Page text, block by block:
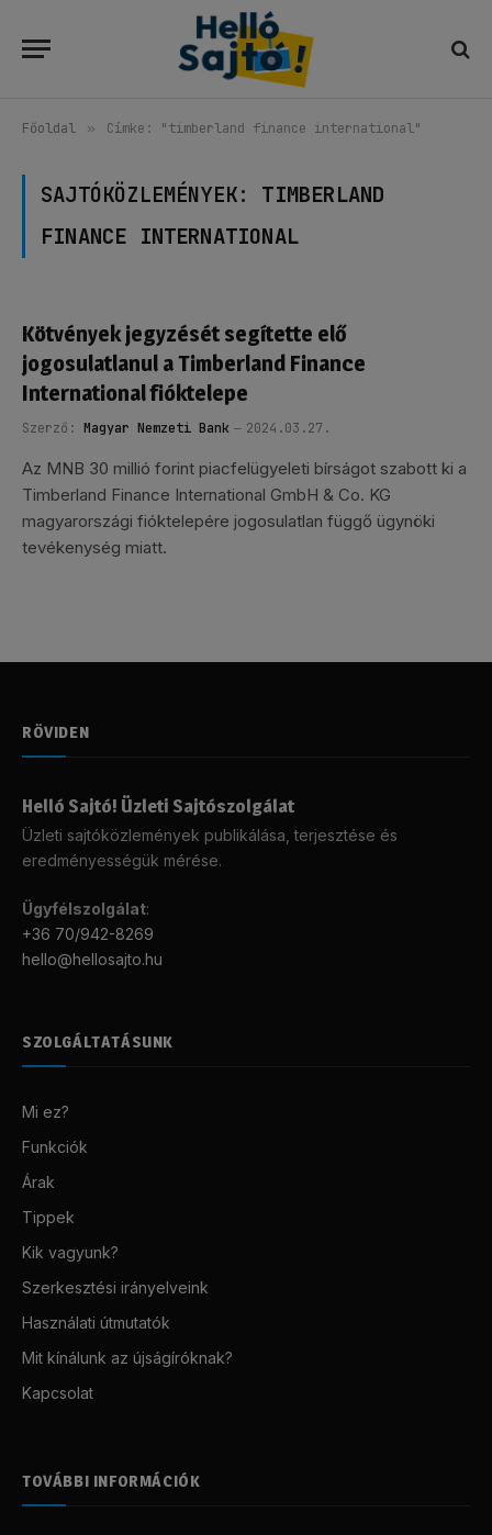
Főoldal » Címke: "timberland finance international"
SAJTÓKÖZLEMÉNYEK: TIMBERLAND
FINANCE INTERNATIONAL
Kötvények jegyzését segítette elő
jogosulatlanul a Timberland Finance
International fióktelepe
Szerző: Magyar Nemzeti Bank 2024.03.27.
Az MNB 30 millió forint piacfelügyeleti bírságot szabott ki a
Timberland Finance International GmbH & Co. KG
magyarországi fióktelepére jogosulatlan függő ügynöki
tevékenység miatt.
RÖVIDEN
Helló Sajtó! Üzleti Sajtószolgálat
Üzleti sajtóközlemények publikálása, terjesztése és
eredményességük mérése.
Ügyfélszolgálat:
+36 70/942-8269
hello@hellosajto.hu
SZOLGÁLTATÁSUNK
Mi ez?
Funkciók
Árak
Tippek
Kik vagyunk?
Szerkesztési irányelveink
Használati útmutatók
Mit kínálunk az újságíróknak?
Kapcsolat
TOVÁBBI INFORMÁCIÓK